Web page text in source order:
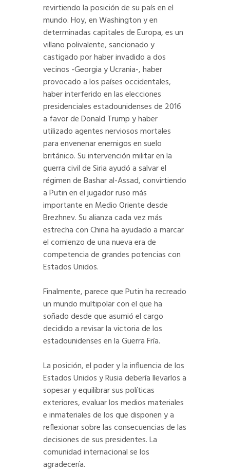
revirtiendo la posición de su país en el
mundo. Hoy, en Washington y en
determinadas capitales de Europa, es un
villano polivalente, sancionado y
castigado por haber invadido a dos
vecinos -Georgia y Ucrania-, haber
provocado a los países occidentales,
haber interferido en las elecciones
presidenciales estadounidenses de 2016
a favor de Donald Trump y haber
utilizado agentes nerviosos mortales
para envenenar enemigos en suelo
británico. Su intervención militar en la
guerra civil de Siria ayudó a salvar el
régimen de Bashar al-Assad, convirtiendo
a Putin en el jugador ruso más
importante en Medio Oriente desde
Brezhnev. Su alianza cada vez más
estrecha con China ha ayudado a marcar
el comienzo de una nueva era de
competencia de grandes potencias con
Estados Unidos.
Finalmente, parece que Putin ha recreado
un mundo multipolar con el que ha
soñado desde que asumió el cargo
decidido a revisar la victoria de los
estadounidenses en la Guerra Fría.
La posición, el poder y la influencia de los
Estados Unidos y Rusia debería llevarlos a
sopesar y equilibrar sus políticas
exteriores, evaluar los medios materiales
e inmateriales de los que disponen y a
reflexionar sobre las consecuencias de las
decisiones de sus presidentes. La
comunidad internacional se los
agradecería.